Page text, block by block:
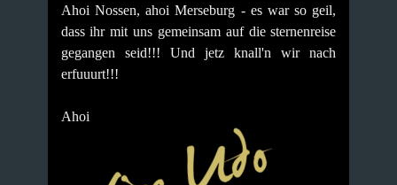
Ahoi Nossen, ahoi Merseburg - es war so geil,
dass ihr mit uns gemeinsam auf die sternenreise
gegangen seid!!! Und jetz knall'n wir nach
erfuuurt!!!
Ahoi